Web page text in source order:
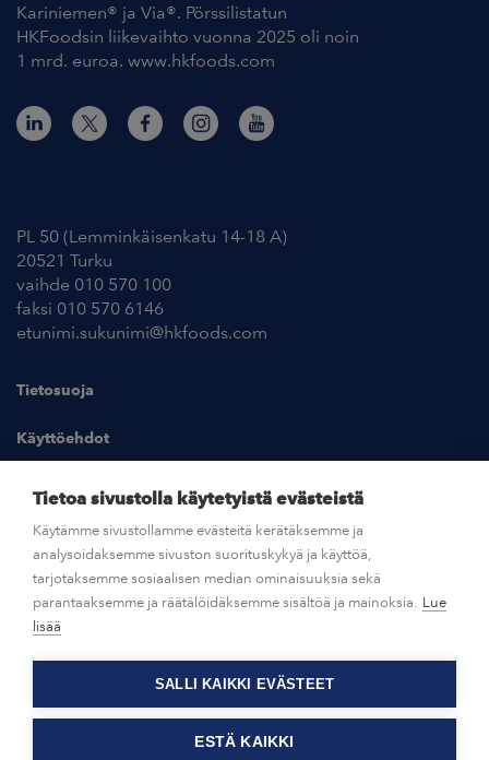
Kariniemen® ja Via®. Pörssilistatun
HKFoodsin liikevaihto vuonna 2025 oli noin
1 mrd. euroa. www.hkfoods.com
PL 50 (Lemminkäisenkatu 14-18 A)
20521 Turku
vaihde 010 570 100
faksi 010 570 6146
etunimi.sukunimi@hkfoods.com
Tietosuoja
Käyttöehdot
Kuvapankki
UUTISHUONE
OTA YHTEYTTÄ
Tietoa sivustolla käytetyistä evästeistä
Käytämme sivustollamme evästeitä kerätäksemme ja
analysoidaksemme sivuston suorituskykyä ja käyttöä,
tarjotaksemme sosiaalisen median ominaisuuksia sekä
parantaaksemme ja räätälöidäksemme sisältöä ja mainoksia. Lue
lisää
SALLI KAIKKI EVÄSTEET
ESTÄ KAIKKI